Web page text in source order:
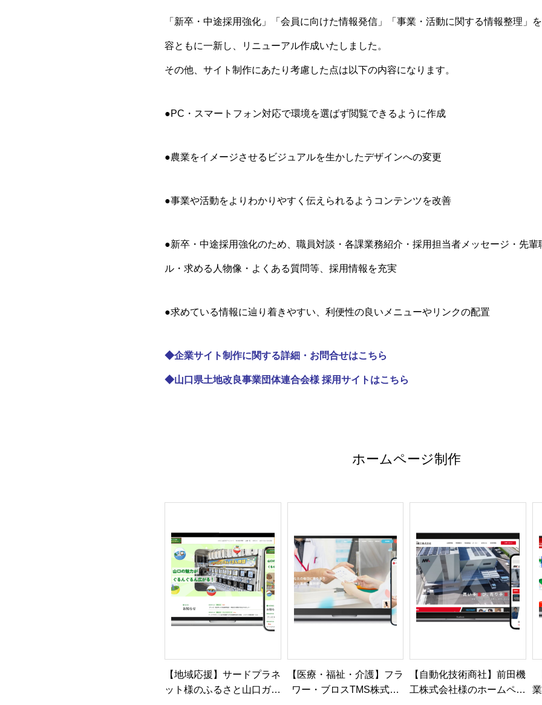
「新卒・中途採用強化」「会員に向けた情報発信」「事業・活動に関する情報整理」
容ともに一新し、リニューアル作成いたしました。
その他、サイト制作にあたり考慮した点は以下の内容になります。
●PC・スマートフォン対応で環境を選ばず閲覧できるように作成
●農業をイメージさせるビジュアルを生かしたデザインへの変更
●事業や活動をよりわかりやすく伝えられるようコンテンツを改善
●新卒・中途採用強化のため、職員対談・各課業務紹介・採用担当者メッセージ・先輩
ル・求める人物像・よくある質問等、採用情報を充実
●求めている情報に辿り着きやすい、利便性の良いメニューやリンクの配置
◆企業サイト制作に関する詳細・お問合せはこちら
◆山口県土地改良事業団体連合会様 採用サイトはこちら
ホームページ制作
【地域応援】サードプラネ
ット様のふるさと山口ガチ
【医療・福祉・介護】フラ
ワー・ブロスTMS株式会
【自動化技術商社】前田機
工株式会社様のホームペー